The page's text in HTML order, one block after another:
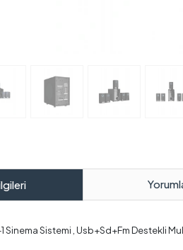
Sinema Sistemi , Usb+Sd+Fm Destekli